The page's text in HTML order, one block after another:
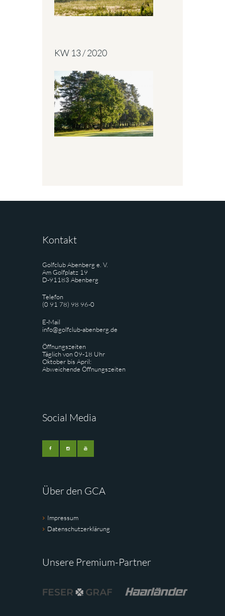
KW 13 / 2020
Kontakt
Golfclub Abenberg e. V.
Am Golfplatz 19
D-91183 Abenberg
Telefon
(0 91 78) 98 96-0
E-Mail
info@golfclub-abenberg.de
Öffnungszeiten
Täglich von 09-18 Uhr
Oktober bis April:
Abweichende Öffnungszeiten
Social Media
Über den GCA
Impressum
Datenschutzerklärung
Unsere Premium-Partner